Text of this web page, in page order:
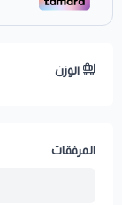
الوزن
المرفقات